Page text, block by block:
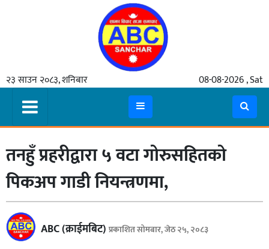
२३ साउन २०८३, शनिबार 08-08-2026 , Sat
समाचार
मुख्य
समाचार
कुटनीती
अर्थ
रसरङ्ग
यौन/
स्वास्थ्य
तनहुँ प्रहरीद्वारा ५ वटा गोरुसहितको
पिकअप गाडी नियन्त्रणमा,
ABC (क्राईमबिट) प्रकाशित सोमबार, जेठ २५, २०८३